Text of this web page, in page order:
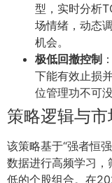
型，实时分析
场情绪，动态
机会。
极低回撤控制
下能有效止损
位管理功不可没
策略逻辑与
该策略基于“强者恒
数据进行高频学习
低的个股组合。在